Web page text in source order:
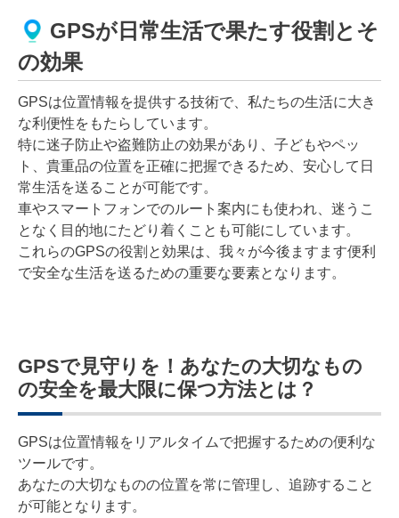
GPSが日常生活で果たす役割とそ
の効果
GPSは位置情報を提供する技術で、私たちの生活に大き
な利便性をもたらしています。
特に迷子防止や盗難防止の効果があり、子どもやペッ
ト、貴重品の位置を正確に把握できるため、安心して日
常生活を送ることが可能です。
車やスマートフォンでのルート案内にも使われ、迷うこ
となく目的地にたどり着くことも可能にしています。
これらのGPSの役割と効果は、我々が今後ますます便利
で安全な生活を送るための重要な要素となります。
GPSで見守りを！あなたの大切なもの
の安全を最大限に保つ方法とは？
GPSは位置情報をリアルタイムで把握するための便利な
ツールです。
あなたの大切なものの位置を常に管理し、追跡すること
が可能となります。